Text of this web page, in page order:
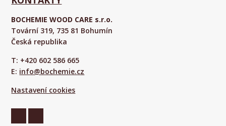
BOCHEMIE WOOD CARE s.r.o.
Tovární 319, 735 81 Bohumín
Česká republika
T: +420 602 586 665
E: info@bochemie.cz
Nastavení cookies